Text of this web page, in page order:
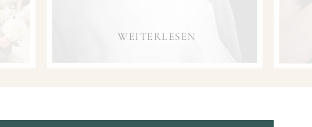
WEITERLESEN